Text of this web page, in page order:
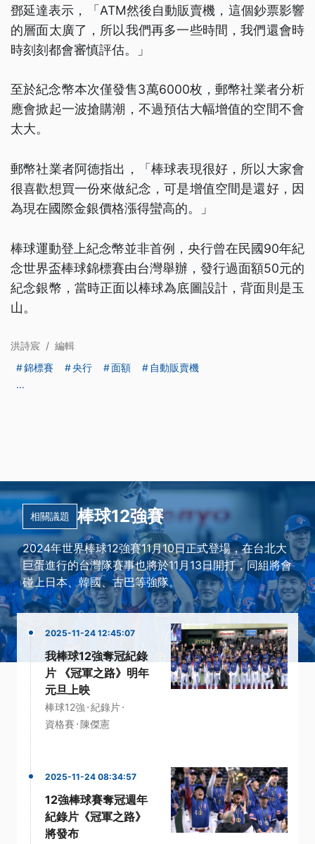
鄧延達表示，「ATM然後自動販賣機，這個鈔票影響
的層面太廣了，所以我們再多一些時間，我們還會時
時刻刻都會審慎評估。」
至於紀念幣本次僅發售3萬6000枚，郵幣社業者分析
應會掀起一波搶購潮，不過預估大幅增值的空間不會
太大。
郵幣社業者阿德指出，「棒球表現很好，所以大家會
很喜歡想買一份來做紀念，可是增值空間是還好，因
為現在國際金銀價格漲得蠻高的。」
棒球運動登上紀念幣並非首例，央行曾在民國90年紀
念世界盃棒球錦標賽由台灣舉辦，發行過面額50元的
紀念銀幣，當時正面以棒球為底圖設計，背面則是玉
山。
洪詩宸 / 編輯
錦標賽
央行 面額
自動販賣機
...
相關議題 棒球12強賽
2024年世界棒球12強賽11月10日正式登場，在台北大
巨蛋進行的台灣隊賽事也將於11月13日開打，同組將會
碰上日本、韓國、古巴等強隊。
2025-11-24 12:45:07
我棒球12強奪冠紀錄
片 《冠軍之路》明年
元旦上映
棒球12強 ·紀錄片·
資格賽 ·陳傑憲
2025-11-24 08:34:57
12強棒球賽奪冠週年
紀錄片《冠軍之路》
將發布